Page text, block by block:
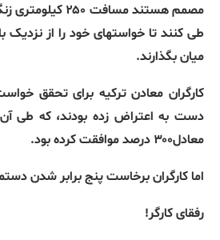
مصمم هستند مسافت
طی کنند تا خواستهای خود را از نزدیک
میان بگذارند.
کارگران معادن ترکیه برای تحقق
دست به اعتراض زده بودند، که طی
معادل۳۰۰ درصد موافقت کرده بود.
اما کارگران برخاست پنج برابر شدن
رفقای کارگر!